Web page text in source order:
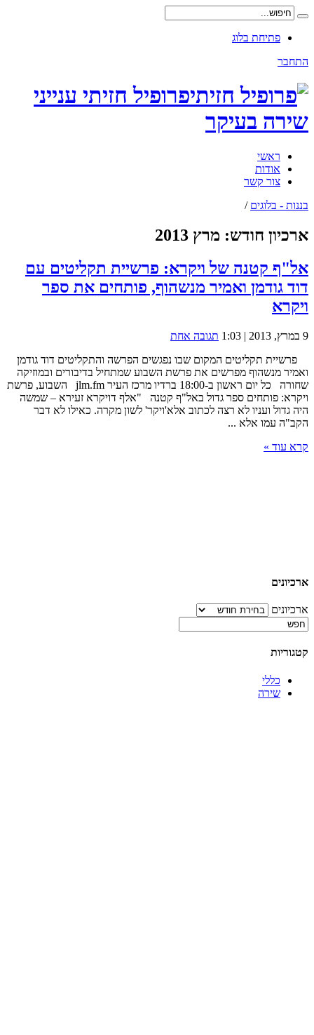
פתיחת בלוג
התחבר
פרופיל חזיתי ענייני
שירה בעיקר
ראשי
אודות
צור קשר
בננות - בלוגים /
ארכיון חודש: מרץ 2013
אל"ף קטנה של ויקרא: פרשיית תקליטים עם
דוד גודמן ואמיר מנשהוף, פותחים את ספר
ויקרא
9 במרץ, 2013 | 1:03
תגובה אחת
פרשיית תקליטים המקום שבו נפגשים הפרשה והתקליטים דוד גודמן
ואמיר מנשהוף מפרשים את פרשת השבוע שמתחיל בדיבורים ובמוזיקה
שחורה כל יום ראשון ב-18:00 ברדיו מרכז העיר jlm.fm השבוע, פרשת
ויקרא: פותחים ספר גדול באל"ף קטנה "אלף דויקרא זעירא – שמשה
היה גדול ועניו לא רצה לכתוב אלא'ויקר' לשון מקרה. כאילו לא דבר
הקב"ה עמו אלא ...
קרא עוד »
ארכיונים
ארכיונים
קטגוריות
כללי
שירה